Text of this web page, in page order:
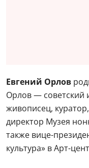
Евгений Орлов
Орлов — советский
живописец,
директор Музея
также вице-
культура» в Арт-